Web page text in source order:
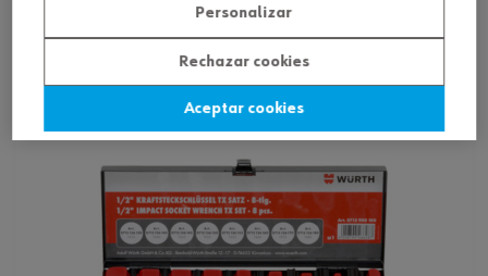
Personalizar
Rechazar cookies
Aceptar cookies